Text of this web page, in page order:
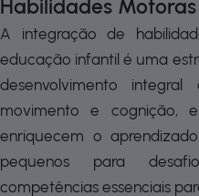
Habilidades
A integração de
educação infantil é uma
desenvolvimento
movimento e cognição,
enriquecem o
pequenos para
competências essenciais